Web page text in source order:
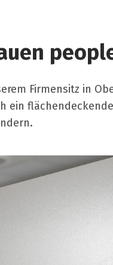
Firmensitz in
ein